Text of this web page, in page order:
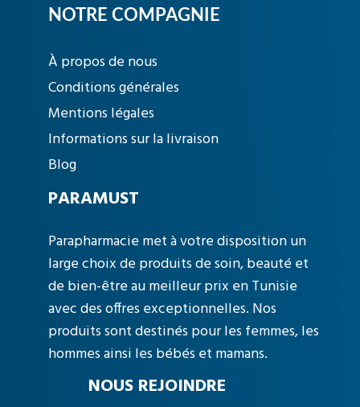
NOTRE COMPAGNIE
À propos de nous
Conditions générales
Mentions légales
Informations sur la livraison
Blog
PARAMUST
Parapharmacie met à votre disposition un
large choix de produits de soin, beauté et
de bien-être au meilleur prix en Tunisie
avec des offres exceptionnelles. Nos
produits sont destinés pour les femmes, les
hommes ainsi les bébés et mamans.
NOUS REJOINDRE